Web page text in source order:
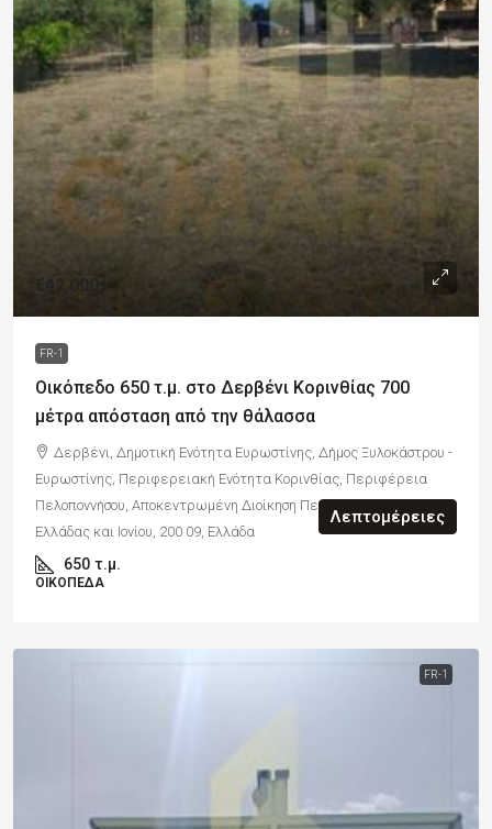
€42,000
FR-1
Οικόπεδο 650 τ.μ. στο Δερβένι Κορινθίας 700
μέτρα απόσταση από την θάλασσα
Δερβένι, Δημοτική Ενότητα Ευρωστίνης, Δήμος Ξυλοκάστρου -
Ευρωστίνης, Περιφερειακή Ενότητα Κορινθίας, Περιφέρεια
Πελοποννήσου, Αποκεντρωμένη Διοίκηση Πελοποννήσου, Δυτικής
Ελλάδας και Ιονίου, 200 09, Ελλάδα
650 τ.μ.
ΟΙΚΌΠΕΔΑ
Λεπτομέρειες
FR-1